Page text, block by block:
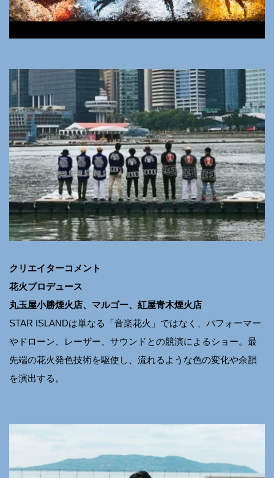
クリエイターコメント
花火プロデュース
丸玉屋小勝煙火店、マルゴー、紅屋青木煙火店
STAR ISLANDは単なる「音楽花火」ではなく、パフォーマー
やドローン、レーザー、サウンドとの競演によるショー。最
先端の花火発色技術を駆使し、流れるような色の変化や余韻
を演出する。